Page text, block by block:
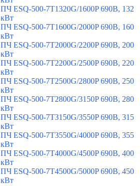
ПЧ ESQ-500-7T1320G/1600P 690В, 132
кВт
ПЧ ESQ-500-7T1600G/2000P 690В, 160
кВт
ПЧ ESQ-500-7T2000G/2200P 690В, 200
кВт
ПЧ ESQ-500-7T2200G/2500P 690В, 220
кВт
ПЧ ESQ-500-7T2500G/2800P 690В, 250
кВт
ПЧ ESQ-500-7T2800G/3150P 690В, 280
кВт
ПЧ ESQ-500-7T3150G/3550P 690В, 315
кВт
ПЧ ESQ-500-7T3550G/4000P 690В, 355
кВт
ПЧ ESQ-500-7T4000G/4500P 690В, 400
кВт
ПЧ ESQ-500-7T4500G/5000P 690В, 450
кВт